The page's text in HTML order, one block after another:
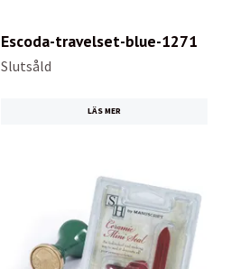
Escoda-travelset-blue-1271
Slutsåld
LÄS MER